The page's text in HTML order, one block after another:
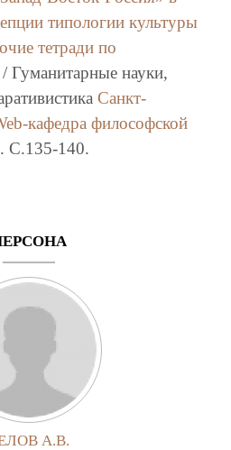
типологии культуры
тетради по
/ Гуманитарные науки,
Санкт-
кафедра философской
C.135-140.
А.В.